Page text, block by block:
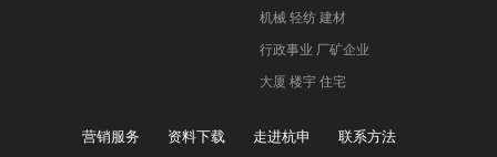
机械 轻纺 建材
行政事业 厂矿企业
大厦 楼宇 住宅
营销服务 资料下载 走进杭申 联系方法